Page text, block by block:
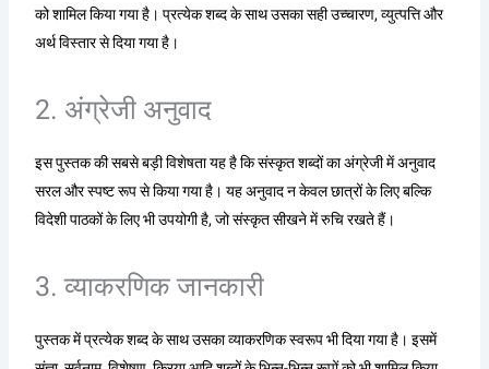
को शामिल किया गया है। प्रत्येक शब्द के साथ उसका सही उच्चारण, व्युत्पत्ति और
अर्थ विस्तार से दिया गया है।
2. अंग्रेजी अनुवाद
इस पुस्तक की सबसे बड़ी विशेषता यह है कि संस्कृत शब्दों का अंग्रेजी में अनुवाद
सरल और स्पष्ट रूप से किया गया है। यह अनुवाद न केवल छात्रों के लिए बल्कि
विदेशी पाठकों के लिए भी उपयोगी है, जो संस्कृत सीखने में रुचि रखते हैं।
3. व्याकरणिक जानकारी
पुस्तक में प्रत्येक शब्द के साथ उसका व्याकरणिक स्वरूप भी दिया गया है। इसमें